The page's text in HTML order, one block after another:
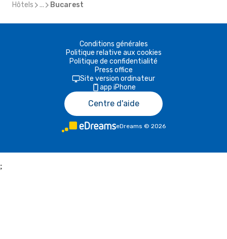
Hôtels ... Bucarest
Conditions générales
Politique relative aux cookies
Politique de confidentialité
Press office
Site version ordinateur
app iPhone
Centre d'aide
eDreams © 2026
;